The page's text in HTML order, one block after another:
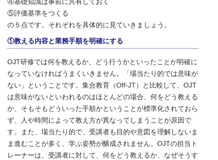
⑤評価基準をつくる
の５点です。それぞれを具体的に見ていきましょう。
①教える内容と業務手順を明確にする
OJT研修では何を教えるか、どう行うかといったことが明確に
なっていなければうまくいきません。「場当たり的では意味が
ない」ということです。集合教育（Off-JT）と比較して、OJT
は意味がないといわれるのはほとんどの場合、何をどう教える
か、そもそもどういった手順かということが標準化されておら
ず、人や時間によって教え方が異なってしまうことが原因で
す。また、場当たり的で、受講者も目的や意図を理解しないま
ま進むことが多く、学ぶ姿勢が醸成されません。OJTの担当ト
レーナーは、受講者に対して、何をどう教えるか、なぜそうす